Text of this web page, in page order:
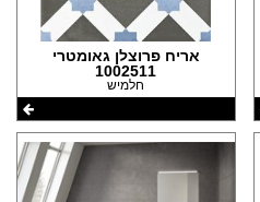
אריח פרוצלן גאומטרי
1002511
חלמיש